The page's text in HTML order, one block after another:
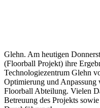
Glehn. Am heutigen
(Floorball Projekt) ihre
Technologiezentrum Glehn
Optimierung und
Floorball Abteilung. Vielen
Betreuung des Projekts